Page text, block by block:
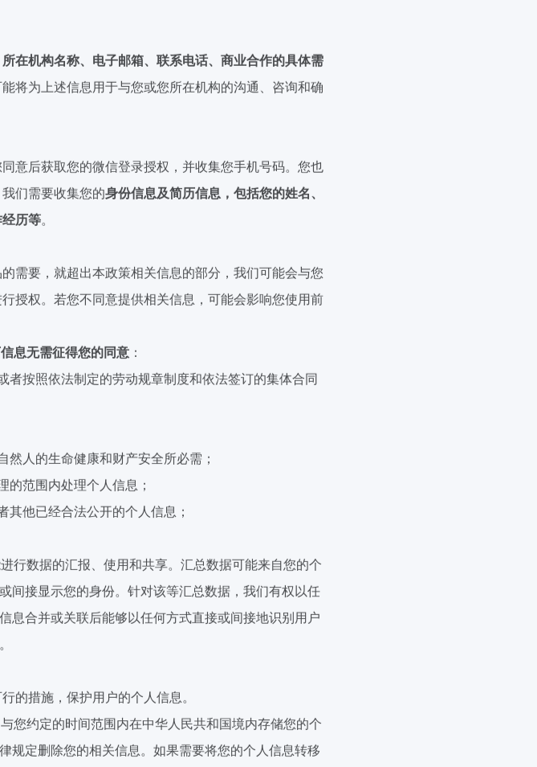
在机构名称、电子邮箱、联系电话、商业合作的具体需
将为上述信息用于与您或您所在机构的沟通、咨询和确
意后获取您的微信登录授权，并收集您手机号码。您也
们需要收集您的身份信息及简历信息，包括您的姓名、
历等。
需要，就超出本政策相关信息的部分，我们可能会与您
授权。若您不同意提供相关信息，可能会影响您使用前
息无需征得您的同意 ：
按照依法制定的劳动规章制度和依法签订的集体合同
人的生命健康和财产安全所必需；
的范围内处理个人信息；
他已经合法公开的个人信息；
行数据的汇报、使用和共享。汇总数据可能来自您的个
间接显示您的身份。针对该等汇总数据，我们有权以任
息合并或关联后能够以任何方式直接或间接地识别用户
的措施，保护用户的个人信息。
您约定的时间范围内在中华人民共和国境内存储您的个
规定删除您的相关信息。如果需要将您的个人信息转移